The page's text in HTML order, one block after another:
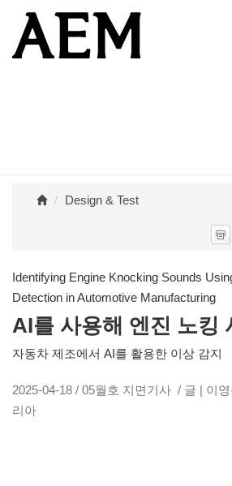
Design & Test
Identifying Engine Knocking Sounds
Detection in Automotive Manufacturing
AI를 사용해 엔진 노킹
자동차 제조에서 AI를 활용한 이상 감지
2025-04-18 / 05월호 지면기사 / 글 | 이
리아